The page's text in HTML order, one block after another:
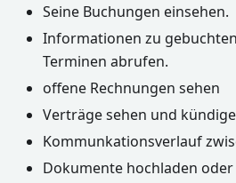
Seine Buchungen einsehen.
Informationen zu
Terminen abrufen.
offene Rechnungen sehen
Verträge sehen und
Kommunkationsverlauf
Dokumente hochladen